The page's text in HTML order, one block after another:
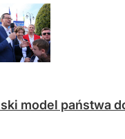
model państwa